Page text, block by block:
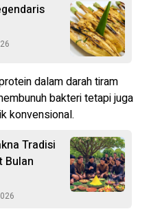
dalam darah tiram
bakteri tetapi juga
konvensional.
Tradisi
Bulan